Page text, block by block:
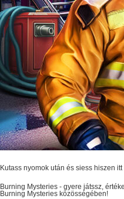
Kutass nyomok után és siess hiszen
Burning Mysteries - gyere játssz,
Burning Mysteries közösségében!